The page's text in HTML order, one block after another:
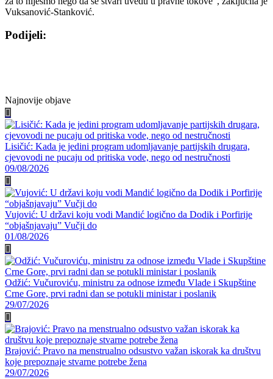
Vuksanović-Stanković.
Podijeli:
Najnovije objave
Lisičić: Kada je jedini program udomljavanje partijskih drugara,
cjevovodi ne pucaju od pritiska vode, nego od nestručnosti
09/08/2026
Vujović: U državi koju vodi Mandić logično da Dodik i Porfirije
“objašnjavaju” Vučji do
01/08/2026
Odžić: Vučuroviću, ministru za odnose između Vlade i Skupštine
Crne Gore, prvi radni dan se potukli ministar i poslanik
29/07/2026
Brajović: Pravo na menstrualno odsustvo važan iskorak ka društvu
koje prepoznaje stvarne potrebe žena
29/07/2026